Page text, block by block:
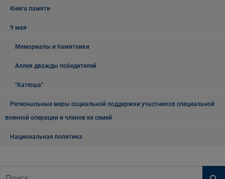
Книга памяти
9 мая
Мемориалы и памятники
Аллея дважды победителей
"Катюша"
Региональные меры социальной поддержки участников специальной
военной операции и членов их семей
Национальная политика